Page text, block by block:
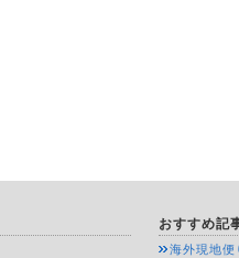
おすすめ記
海外現地便